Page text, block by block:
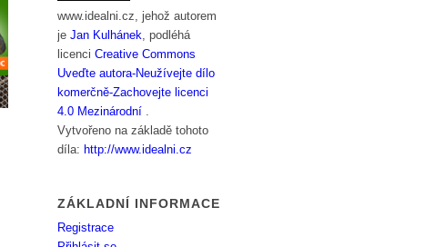
www.idealni.cz, jehož autorem
jeJan Kulhánek, podléhá
licenciCreative Commons
Uveďte autora-Neužívejte dílo
komerčně-Zachovejte licenci
4.0 Mezinárodní .
Vytvořeno na základě tohoto
díla: http://www.idealni.cz
ZÁKLADNÍ INFORMACE
Registrace